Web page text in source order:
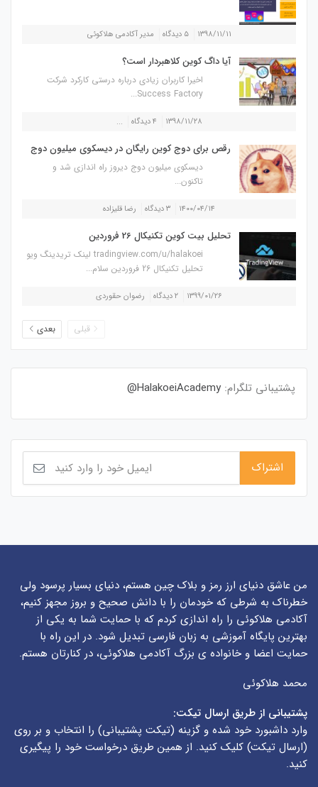
۱۳۹۸/۱۱/۱۱ ۵ دیدگاه مدیر آکادمی هلاکوئی
آیا داگ کوین کلاهبردار است؟
اخیرا کاربران زیادی درباره درستی کارکرد شرکت
Success Factory...
۱۳۹۸/۱۱/۲۸ ۴ دیدگاه ...
رقص برای دوج کوین رایگان در دیسکوی میلیون دوج
دیسکوی میلیون دوج دیروز راه اندازی شد و
تاکنون...
۱۴۰۰/۰۴/۱۴ ۳ دیدگاه رضا قلیزاده
تحلیل بیت کوین تکنیکال 26 فروردین
tradingview.com/u/halakoei لینک تریدینگ ویو
تحلیل تکنیکال 26 فروردین سلام...
۱۳۹۹/۰۱/۲۶ ۲ دیدگاه رضوان حقوردی
قبلی بعدی
پشتیبانی تلگرام: HalakoeiAcademy@
من عاشق دنیای ارز رمز و بلاک چین هستم، دنیای بسیار پرسود ولی
خطرناک به شرطی که خودمان را با دانش صحیح و بروز مجهز کنیم،
آکادمی هلاکوئی را راه اندازی کردم که با حمایت شما به یکی از
بهترین پایگاه آموزشی به زبان فارسی تبدیل شود. در این راه با
حمایت اعضا و خانواده ی بزرگ آکادمی هلاکوئی، در کنارتان هستم.
محمد هلاکوئی
پشتیبانی از طریق ارسال تیکت:
وارد داشبورد خود شده و گزینه (تیکت پشتیبانی) را انتخاب و بر روی
(ارسال تیکت) کلیک کنید. از همین طریق درخواست خود را پیگیری
کنید.